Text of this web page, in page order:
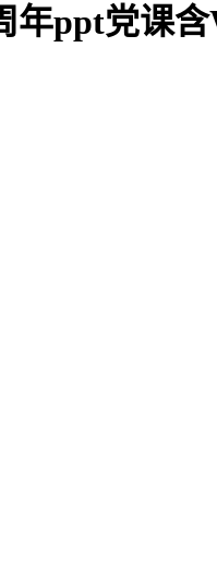
年ppt党课